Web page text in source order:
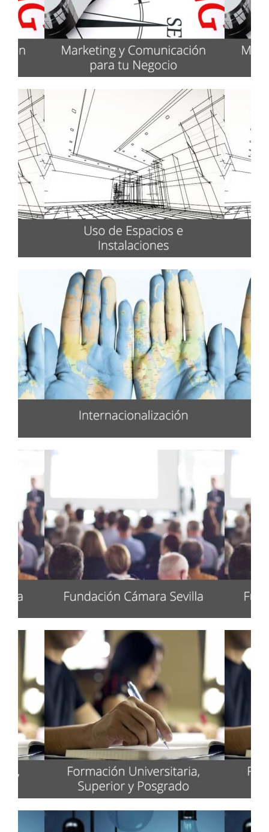
Marketing y Comunicación
para tu Negocio
Uso de Espacios e
Instalaciones
Internacionalización
Fundación Cámara de Sevilla